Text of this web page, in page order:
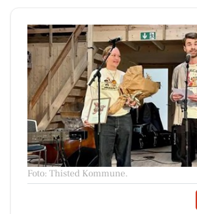
Foto: Thisted Kommune.